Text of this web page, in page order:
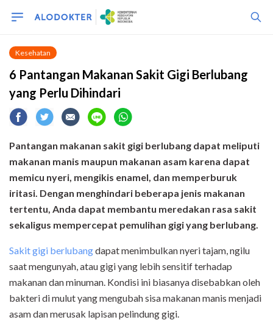
Kesehatan
6 Pantangan Makanan Sakit Gigi Berlubang
yang Perlu Dihindari
Pantangan makanan sakit gigi berlubang dapat meliputi
makanan manis maupun makanan asam karena dapat
memicu nyeri, mengikis enamel, dan memperburuk
iritasi. Dengan menghindari beberapa jenis makanan
tertentu, Anda dapat membantu meredakan rasa sakit
sekaligus mempercepat pemulihan gigi yang berlubang.
Sakit gigi berlubangdapat menimbulkan nyeri tajam, ngilu
saat mengunyah, atau gigi yang lebih sensitif terhadap
makanan dan minuman. Kondisi ini biasanya disebabkan oleh
bakteri di mulut yang mengubah sisa makanan manis menjadi
asam dan merusak lapisan pelindung gigi.